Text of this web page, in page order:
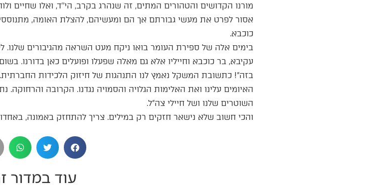
מורנו הקדושים והטהורים המתים, זה שנהרג בקרב, הי’’ד, ואלו שחיים
אסור לפרט את מעשי גבורתם אך הם ומעשיהם, להצלת האומה,
כוכבא.
בימים אלה של ספירת העומר בואו ניקח מעט השראה מהגיבורים שלנו.
עקיבא, בר כוכבא וחייליו אלא גם מאלה שפעלו ופועלים כאן בדורנו.
בזה”! כתשובת המשקל נאמץ לנו התנהגות של חיזוק הלכידות
האיומים עלינו ואת האלימות הגלויה והסמויה נגדנו. הקרובה
השוטרים שלנו ושל חיילי צה”ל.
והכי חשוב שלא נישאר חזקים רק במילים. צריך להתחזק באמונה,
עוד במדור